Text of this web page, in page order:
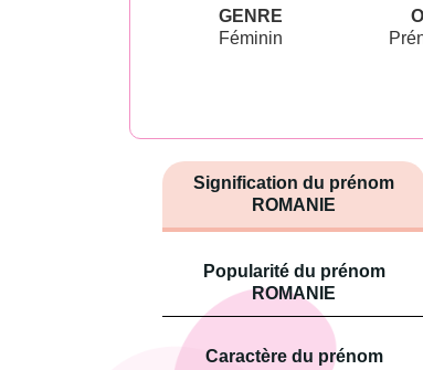
GENRE
Féminin
Signification du prénom
ROMANIE
Popularité du prénom
ROMANIE
Caractère du prénom